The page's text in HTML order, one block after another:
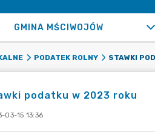
GMINA MŚCIWOJÓW
PODATEK ROLNY STAWKI
podatku w 2023 roku
03-15 13:36